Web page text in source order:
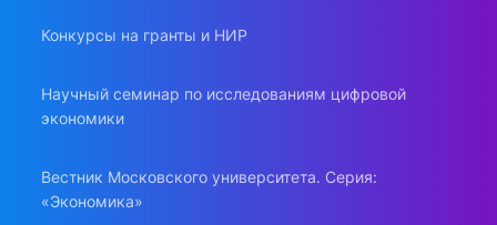
Конкурсы на гранты и НИР
Научный семинар по исследованиям цифровой
экономики
Вестник Московского университета. Серия:
«Экономика»